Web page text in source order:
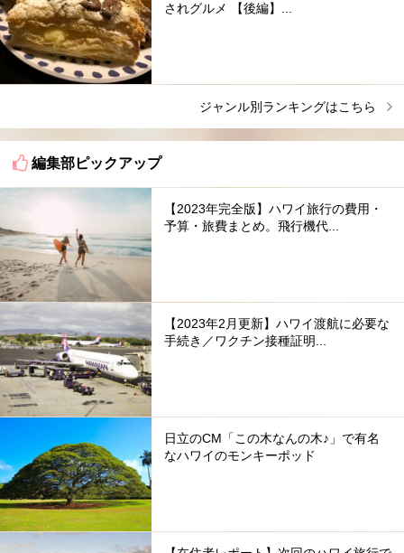
されグルメ 【後編】...
ジャンル別ランキングはこちら
編集部ピックアップ
【2023年完全版】ハワイ旅行の費用・
予算・旅費まとめ。飛行機代...
【2023年2月更新】ハワイ渡航に必要な
手続き／ワクチン接種証明...
日立のCM「この木なんの木♪」で有名
なハワイのモンキーポッド